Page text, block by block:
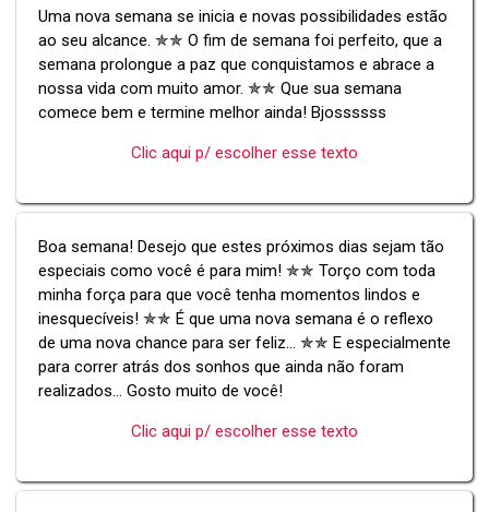
Uma nova semana se inicia e novas possibilidades estão
ao seu alcance. ✯✯ O fim de semana foi perfeito, que a
semana prolongue a paz que conquistamos e abrace a
nossa vida com muito amor. ✯✯ Que sua semana
comece bem e termine melhor ainda! Bjossssss
Clic aqui p/ escolher esse texto
Boa semana! Desejo que estes próximos dias sejam tão
especiais como você é para mim! ✯✯ Torço com toda
minha força para que você tenha momentos lindos e
inesquecíveis! ✯✯ É que uma nova semana é o reflexo
de uma nova chance para ser feliz... ✯✯ E especialmente
para correr atrás dos sonhos que ainda não foram
realizados... Gosto muito de você!
Clic aqui p/ escolher esse texto